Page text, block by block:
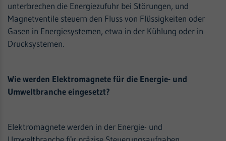
unterbrechen die Energiezufuhr bei Störungen, und
Magnetventile steuern den Fluss von Flüssigkeiten oder
Gasen in Energiesystemen, etwa in der Kühlung oder in
Drucksystemen.
Wie werden Elektromagnete für die Energie- und
Umweltbranche eingesetzt?
Elektromagnete werden in der Energie- und